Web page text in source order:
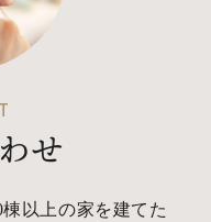
せ
棟以上の家を建てた